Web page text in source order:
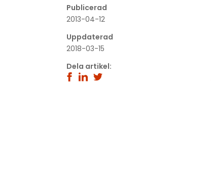
Publicerad
2013-04-12
Uppdaterad
2018-03-15
Dela artikel: